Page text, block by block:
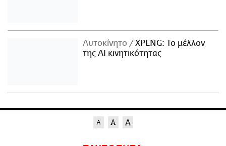
Αυτοκίνητο
XPENG: Το μέλλον
της AI κινητικότητας